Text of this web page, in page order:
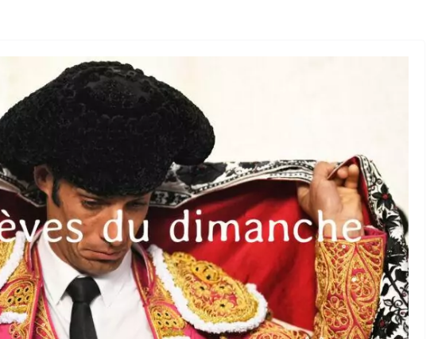
PHOTOS TAURINES 2026
en
Tertulias
ACTUALITÉS TAURINES
Bayonne, la corrida des
fêtes en photos
17/07/2026 Tertulias